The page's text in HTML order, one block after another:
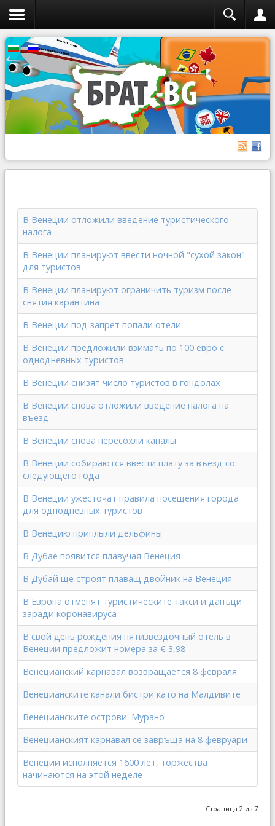
В Венеции отложили введение туристического
налога
В Венеции планируют ввести ночной "сухой закон"
для туристов
В Венеции планируют ограничить туризм после
снятия карантина
В Венеции под запрет попали отели
В Венеции предложили взимать по 100 евро с
однодневных туристов
В Венеции снизят число туристов в гондолах
В Венеции снова отложили введение налога на
въезд
В Венеции снова пересохли каналы
В Венеции собираются ввести плату за въезд со
следующего года
В Венеции ужесточат правила посещения города
для однодневных туристов
В Венецию приплыли дельфины
В Дубае появится плавучая Венеция
В Дубай ще строят плаващ двойник на Венеция
В Европа отменят туристическите такси и данъци
заради коронавируса
В свой день рождения пятизвездочный отель в
Венеции предложит номера за € 3,98
Венецианский карнавал возвращается 8 февраля
Венецианските канали бистри като на Малдивите
Венецианските острови: Мурано
Венецианският карнавал се завръща на 8 февруари
Венеции исполняется 1600 лет, торжества
начинаются на этой неделе
Страница 2 из 7